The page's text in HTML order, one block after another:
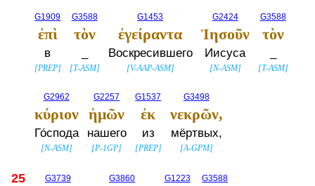
G1909
ἐπὶ
в
[PREP]
G3588
τὸν
[T-ASM]
G1453
ἐγείραντα
Воскресившего
[V-AAP-ASM]
G2424
Ἰησοῦν
Иисуса
[N-ASM]
G3588
τὸν
[T-ASM]
G2962
κύριον
Го́спода
[N-ASM]
G2257
ἡμῶν
нашего
[P-1GP]
G1537
ἐκ
из
[PREP]
G3498
νεκρῶν,
мёртвых,
[A-GPM]
25 G3739 G3860 G1223 G3588